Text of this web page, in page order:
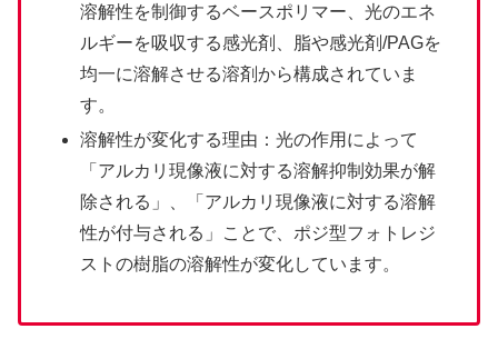
溶解性を制御するベースポリマー、光のエネ
ルギーを吸収する感光剤、脂や感光剤/PAGを
均一に溶解させる溶剤から構成されていま
す。
溶解性が変化する理由：光の作用によって
「アルカリ現像液に対する溶解抑制効果が解
除される」、「アルカリ現像液に対する溶解
性が付与される」ことで、ポジ型フォトレジ
ストの樹脂の溶解性が変化しています。